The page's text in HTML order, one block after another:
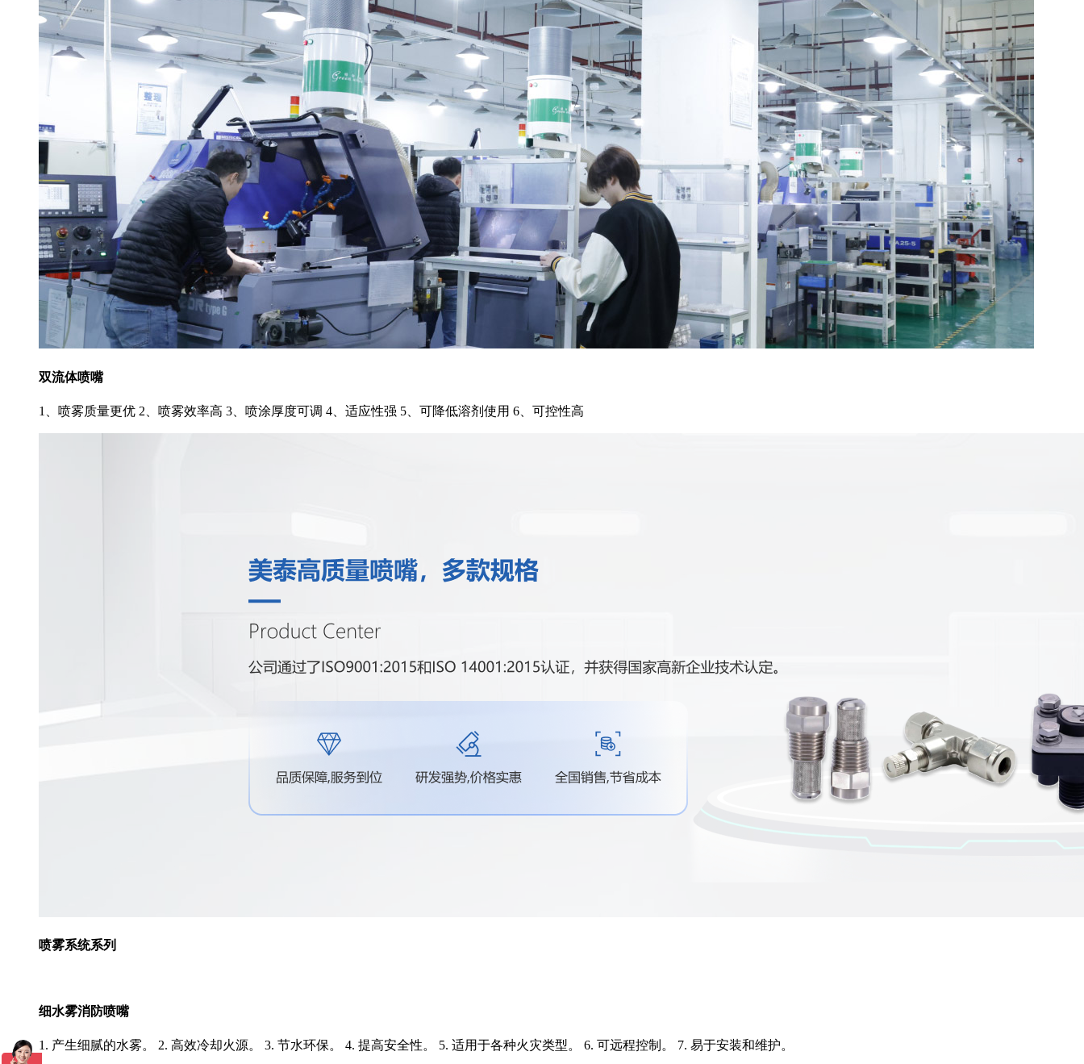
双流体喷嘴
1、喷雾质量更优 2、喷雾效率高 3、喷涂厚度可调 4、适应性强 5、可降低溶剂使用 6、可控性高
喷雾系统系列
细水雾消防喷嘴
1. 产生细腻的水雾。 2. 高效冷却火源。 3. 节水环保。 4. 提高安全性。 5. 适用于各种火灾类型。 6. 可远程控制。 7. 易于安装和维护。